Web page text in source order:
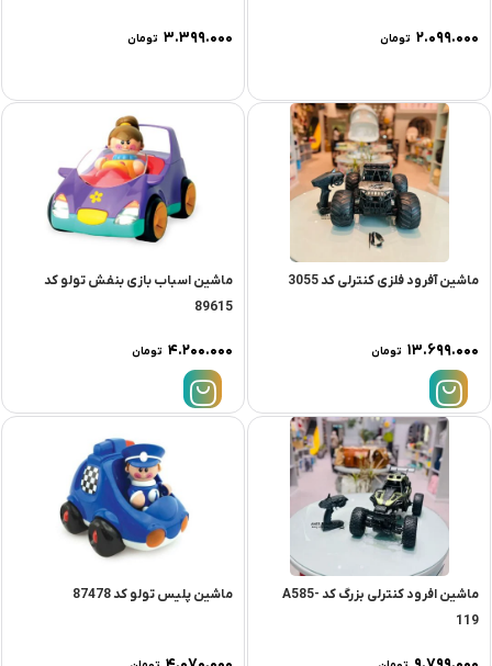
۲.۰۹۹.۰۰۰ تومان ۳.۳۹۹.۰۰۰ تومان
ماشین آفرود فلزی کنترلی کد 3055
۱۳.۶۹۹.۰۰۰ تومان
ماشین اسباب بازی بنفش تولو کد
89615
۴.۲۰۰.۰۰۰ تومان
ماشین افرود کنترلی بزرگ کد A585-
119
ماشین پلیس تولو کد 87478